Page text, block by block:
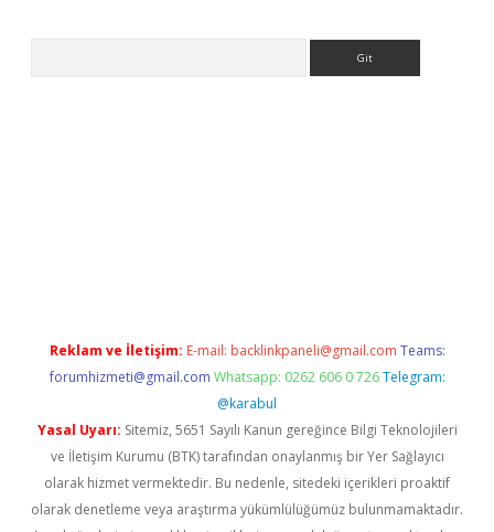
Reklam ve İletişim: E-mail: backlinkpaneli@gmail.com Teams:
forumhizmeti@gmail.com Whatsapp: 0262 606 0 726 Telegram:
@karabul
Yasal Uyarı: Sitemiz, 5651 Sayılı Kanun gereğince Bilgi Teknolojileri
ve İletişim Kurumu (BTK) tarafından onaylanmış bir Yer Sağlayıcı
olarak hizmet vermektedir. Bu nedenle, sitedeki içerikleri proaktif
olarak denetleme veya araştırma yükümlülüğümüz bulunmamaktadır.